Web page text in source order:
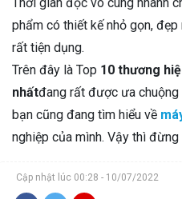
Thời gian đọc vô cùng nhanh
phẩm có thiết kế nhỏ gọn,
rất tiện dụng.
Trên đây là Top 10 thương
nhấtđang rất được ưa chuộng
bạn cũng đang tìm hiểu về
nghiệp của mình. Vậy thì
Cập nhật lúc 00:28 - 10/07/2022